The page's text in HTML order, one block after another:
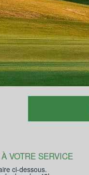
VOTRE SERVICE
ci-dessous.